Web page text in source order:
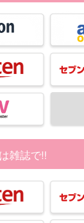
雑誌で!!